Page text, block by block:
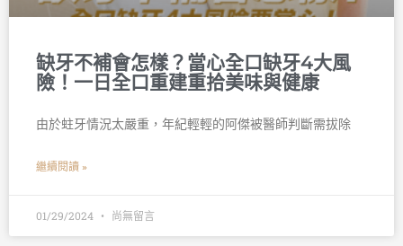
缺牙不補會怎樣？當心全口缺牙4大風
險！一日全口重建重拾美味與健康
由於蛀牙情況太嚴重，年紀輕輕的阿傑被醫師判斷需拔除
繼續閱讀 »
01/29/2024 尚無留言